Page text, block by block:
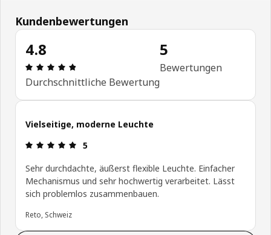
Kundenbewertungen
4.8
Bewertung: 4.8 von 5 Sterne Anzahl der
Durchschnittliche Bewertung
5
Bewertungen
Vielseitige, moderne Leuchte
Bewertung: 5 von 5 Sterne
5
Sehr durchdachte, äußerst flexible Leuchte. Einfacher
Mechanismus und sehr hochwertig verarbeitet. Lässt
sich problemlos zusammenbauen.
Reto, Schweiz